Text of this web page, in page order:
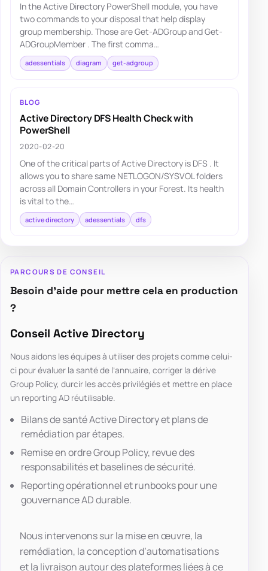
In the Active Directory PowerShell module, you have
two commands to your disposal that help display
group membership. Those are Get-ADGroup and Get-
ADGroupMember . The first comma…
adessentials diagram get-adgroup
BLOG
Active Directory DFS Health Check with
PowerShell
2020-02-20
One of the critical parts of Active Directory is DFS . It
allows you to share same NETLOGON/SYSVOL folders
across all Domain Controllers in your Forest. Its health
is vital to the…
active directory adessentials dfs
PARCOURS DE CONSEIL
Besoin d’aide pour mettre cela en production
?
Conseil Active Directory
Nous aidons les équipes à utiliser des projets comme celui-
ci pour évaluer la santé de l’annuaire, corriger la dérive
Group Policy, durcir les accès privilégiés et mettre en place
un reporting AD réutilisable.
Bilans de santé Active Directory et plans de
remédiation par étapes.
Remise en ordre Group Policy, revue des
responsabilités et baselines de sécurité.
Reporting opérationnel et runbooks pour une
gouvernance AD durable.
Nous intervenons sur la mise en œuvre, la
remédiation, la conception d’automatisations
et la livraison autour des plateformes liées à ce